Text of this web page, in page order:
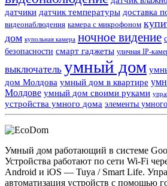
датчики датчик температуры доставка
видеонаблюдения камера с микрофоном
дом купольная камера ночное видение
безопасности смарт гаджеты уличная IP-
выключатель умный дом
дом Молдова умный дом в квартире
Молдове умный дом своими руками
устройства умного дома элементы
Умный дом работающий в системе
Устройства работают по сети Wi-Fi
Android и iOS — Tuya / Smart Life.
автоматизация устройств с помощью